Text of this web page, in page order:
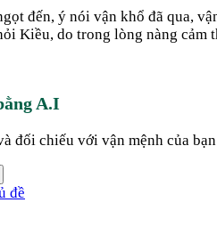
đến, ý nói vận khổ đã qua,
Kiều, do trong lòng nàng
A.I
đối chiếu với vận mệnh của
đề